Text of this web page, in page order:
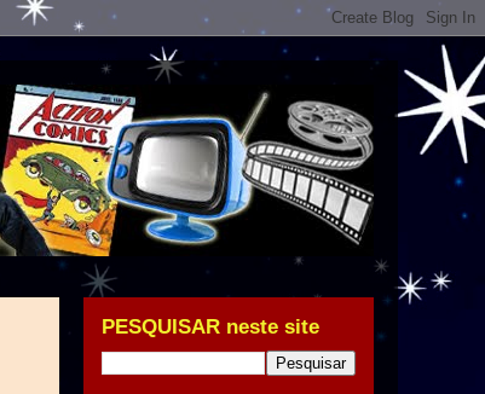
PESQUISAR neste site